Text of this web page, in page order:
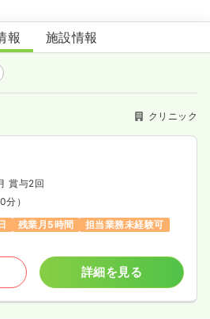
日谷眼科
報 施設情報
クリニック
賞与2回
分）
残業月5時間
担当業務未経験可
詳細を見る